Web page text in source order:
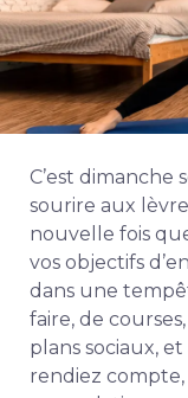
C’est dimanche
sourire aux
nouvelle fois
vos objectifs
dans une
faire, de
plans sociaux,
rendiez compte,